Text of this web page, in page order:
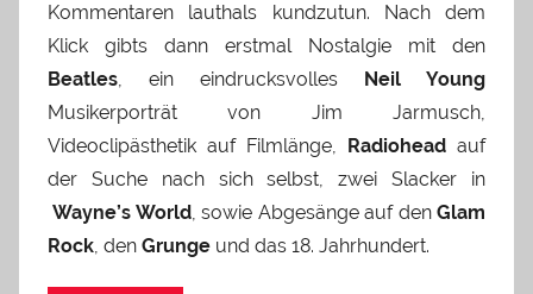
Kommentaren lauthals kundzutun. Nach dem
Klick gibts dann erstmal Nostalgie mit den
Beatles, ein eindrucksvolles Neil Young
Musikerporträt von Jim Jarmusch,
Videoclipästhetik auf Filmlänge, Radiohead auf
der Suche nach sich selbst, zwei Slacker in
Wayne’s World, sowie Abgesänge auf denGlam
Rock, den Grunge und das 18. Jahrhundert.